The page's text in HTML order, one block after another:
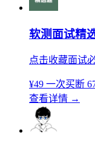
软测面试精
点击收藏面试
¥49 一次买断
查看详情 →